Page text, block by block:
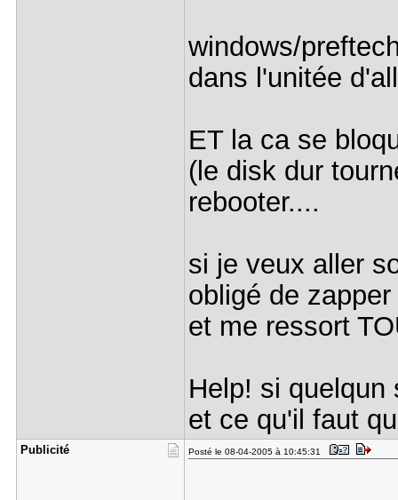
windows/
dans l'unitée
ET la ca se
(le disk dur
rebooter....
si je veux aller
obligé de
et me ressort
Help! si quelqun
et ce qu'il faut
Publicité Posté le 08-04-2005 à 10:45:31